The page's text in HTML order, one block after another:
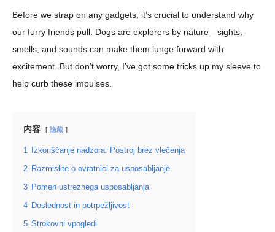
Before we strap on any gadgets, it’s crucial to understand why
our furry friends pull. Dogs are explorers by nature—sights,
smells, and sounds can make them lunge forward with
excitement. But don’t worry, I’ve got some tricks up my sleeve to
help curb these impulses.
内容 隐藏
1 Izkoriščanje nadzora: Postroj brez vlečenja
2 Razmislite o ovratnici za usposabljanje
3 Pomen ustreznega usposabljanja
4 Doslednost in potrpežljivost
5 Strokovni vpogledi